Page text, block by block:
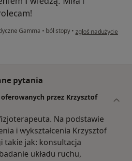
Gamma • ból stopy • w opinii użytkownika
zgłoś nadużycie
pytania
przez Krzysztof
Na podstawie
i wykształcenia Krzysztof
takie jak: konsultacja
układu ruchu,